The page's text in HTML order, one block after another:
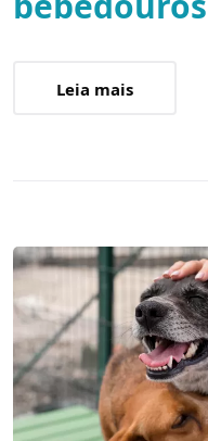
Leia mais